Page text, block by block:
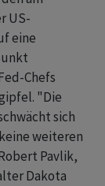
US-
eine
Chefs
"Die
sich
weiteren
Pavlik,
Dakota